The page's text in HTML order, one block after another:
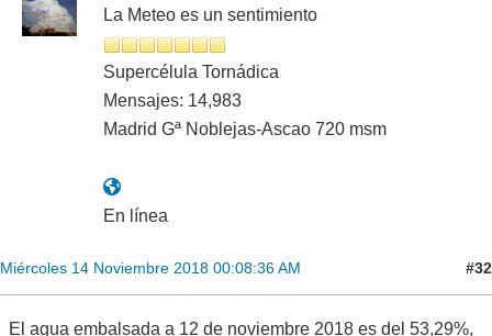
La Meteo es un sentimiento
Supercélula Tornádica
Mensajes: 14,983
Madrid Gª Noblejas-Ascao 720 msm
En línea
Miércoles 14 Noviembre 2018 00:08:36 AM #32
El agua embalsada a 12 de noviembre 2018 es del 53,29%,